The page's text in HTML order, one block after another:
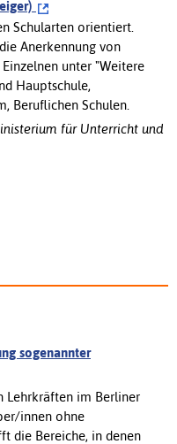
Schularten orientiert.
Anerkennung von
unter "Weitere
Hauptschule,
Beruflichen Schulen.
für Unterricht und
sogenannter
Lehrkräften im Berliner
innen ohne
die Bereiche, in denen